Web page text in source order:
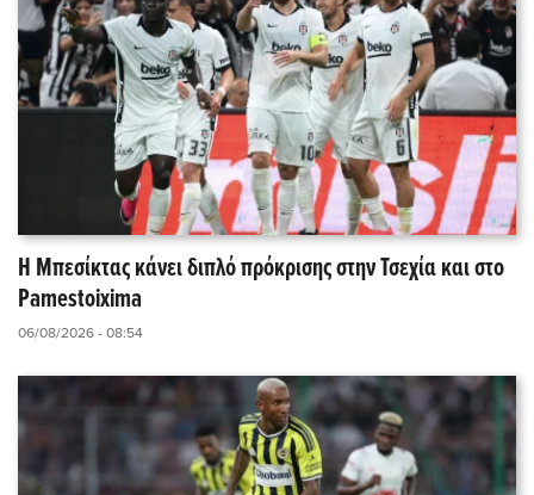
Η Μπεσίκτας κάνει διπλό πρόκρισης στην Τσεχία και στο
Pamestoixima
06/08/2026 - 08:54